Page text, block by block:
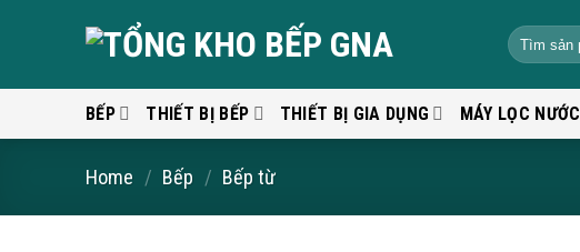
BẾP THIẾT BỊ BẾP THIẾT BỊ GIA DỤNG MÁY LỌC NƯỚC
Home / Bếp / Bếp từ